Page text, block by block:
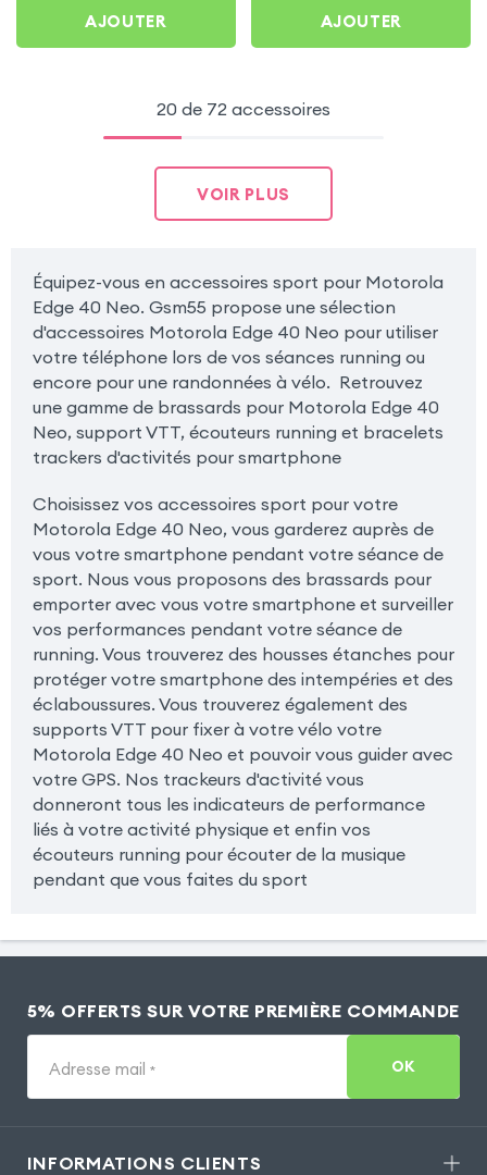
AJOUTER
5h - Rose pour Motorola
Edge 40 Neo
AJOUTER
20 de 72 accessoires
VOIR PLUS
Équipez-vous en accessoires sport pour Motorola
Edge 40 Neo. Gsm55 propose une sélection
d'accessoires Motorola Edge 40 Neo pour utiliser
votre téléphone lors de vos séances running ou
encore pour une randonnées à vélo. Retrouvez
une gamme de brassards pour Motorola Edge 40
Neo, support VTT, écouteurs running et bracelets
trackers d'activités pour smartphone
Choisissez vos accessoires sport pour votre
Motorola Edge 40 Neo, vous garderez auprès de
vous votre smartphone pendant votre séance de
sport. Nous vous proposons des brassards pour
emporter avec vous votre smartphone et surveiller
vos performances pendant votre séance de
running. Vous trouverez des housses étanches pour
protéger votre smartphone des intempéries et des
éclaboussures. Vous trouverez également des
supports VTT pour fixer à votre vélo votre
Motorola Edge 40 Neo et pouvoir vous guider avec
votre GPS. Nos trackeurs d'activité vous
donneront tous les indicateurs de performance
liés à votre activité physique et enfin vos
écouteurs running pour écouter de la musique
pendant que vous faites du sport
5% OFFERTS SUR VOTRE PREMIÈRE COMMANDE
Adresse mail * OK
INFORMATIONS CLIENTS